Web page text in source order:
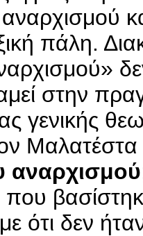
πάλη.
στην
γενικής
αναρχισμού
που
ότι δεν